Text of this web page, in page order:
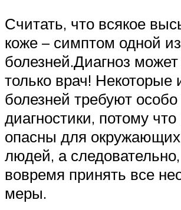
Считать, что всякое
коже – симптом одной
болезней.Диагноз
только врач! Некоторые
болезней требуют особо
диагностики, потому
опасны для
людей, а
вовремя принять все
меры.